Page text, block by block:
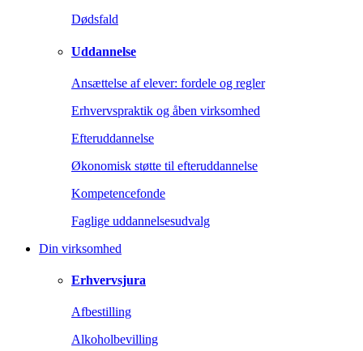
Dødsfald
Uddannelse
Ansættelse af elever: fordele og regler
Erhvervspraktik og åben virksomhed
Efteruddannelse
Økonomisk støtte til efteruddannelse
Kompetencefonde
Faglige uddannelsesudvalg
Din virksomhed
Erhvervsjura
Afbestilling
Alkoholbevilling